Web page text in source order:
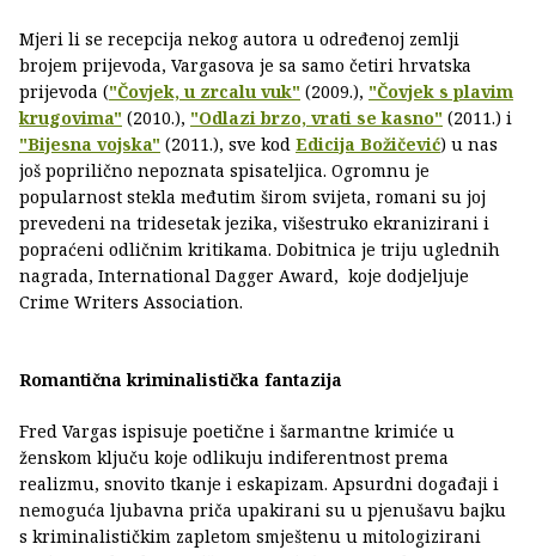
Mjeri li se recepcija nekog autora u određenoj zemlji
brojem prijevoda, Vargasova je sa samo četiri hrvatska
prijevoda ("Čovjek, u zrcalu vuk" (2009.), "Čovjek s plavim
krugovima" (2010.), "Odlazi brzo, vrati se kasno" (2011.) i
"Bijesna vojska" (2011.), sve kod Edicija Božičević) u nas
još poprilično nepoznata spisateljica. Ogromnu je
popularnost stekla međutim širom svijeta, romani su joj
prevedeni na tridesetak jezika, višestruko ekranizirani i
popraćeni odličnim kritikama. Dobitnica je triju uglednih
nagrada, International Dagger Award, koje dodjeljuje
Crime Writers Association.
Romantična kriminalistička fantazija
Fred Vargas ispisuje poetične i šarmantne krimiće u
ženskom ključu koje odlikuju indiferentnost prema
realizmu, snovito tkanje i eskapizam. Apsurdni događaji i
nemoguća ljubavna priča upakirani su u pjenušavu bajku
s kriminalističkim zapletom smještenu u mitologizirani